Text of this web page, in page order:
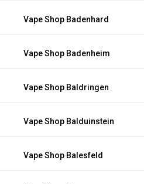
Vape Shop Badenhard
Vape Shop Badenheim
Vape Shop Baldringen
Vape Shop Balduinstein
Vape Shop Balesfeld